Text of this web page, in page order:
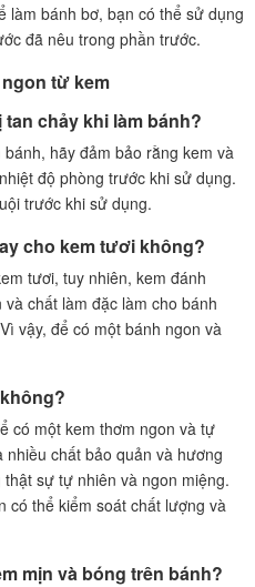
làm bánh bơ, bạn có thể sử dụng
đã nêu trong phần trước.
từ kem
chảy khi làm bánh?
hãy đảm bảo rằng kem và
độ phòng trước khi sử dụng.
trước khi sử dụng.
cho kem tươi không?
tươi, tuy nhiên, kem đánh
chất làm đặc làm cho bánh
vậy, để có một bánh ngon và
có một kem thơm ngon và tự
chất bảo quản và hương
sự tự nhiên và ngon miệng.
có thể kiểm soát chất lượng và
mịn và bóng trên bánh?